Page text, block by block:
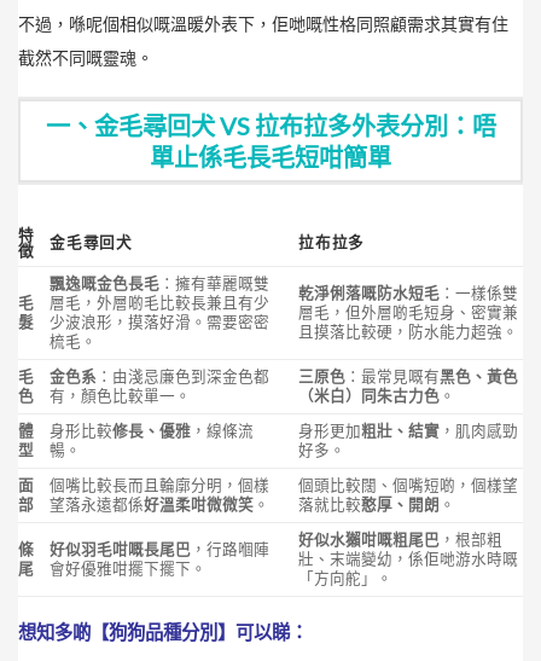
不過，喺呢個相似嘅溫暖外表下，佢哋嘅性格同照顧需求其實有住
截然不同嘅靈魂。
一、金毛尋回犬 VS 拉布拉多外表分別：唔
單止係毛長毛短咁簡單
特
徵
金毛尋回犬 拉布拉多
毛
髮
飄逸嘅金色長毛 ：擁有華麗嘅雙
層毛，外層啲毛比較長兼且有少
少波浪形，摸落好滑。需要密密
梳毛。
乾淨俐落嘅防水短毛 ：一樣係雙
層毛，但外層啲毛短身、密實兼
且摸落比較硬，防水能力超強。
毛
色
金色系 ：由淺忌廉色到深金色都
有，顏色比較單一。
三原色 ：最常見嘅有黑色、黃色
（米白）同朱古力色 。
體
型
身形比較修長、優雅 ，線條流
暢。
身形更加粗壯、結實 ，肌肉感勁
好多。
面
部
個嘴比較長而且輪廓分明，個樣
望落永遠都係好溫柔咁微微笑 。
個頭比較闊、個嘴短啲，個樣望
落就比較憨厚、開朗 。
條
尾
好似羽毛咁嘅長尾巴 ，行路嗰陣
會好優雅咁擺下擺下。
好似水獺咁嘅粗尾巴 ，根部粗
壯、末端變幼，係佢哋游水時嘅
「方向舵」。
想知多啲【狗狗品種分別】可以睇：